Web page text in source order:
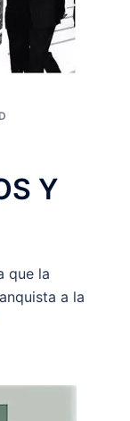
Y
que la
a la